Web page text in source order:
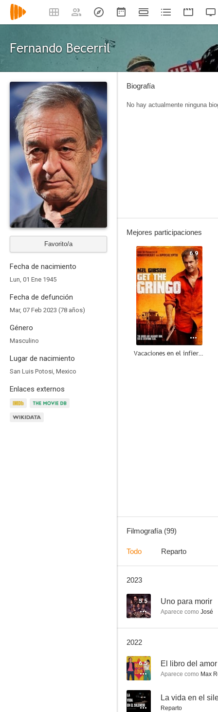
Fernando Becerril
Favorito/a
Fecha de nacimiento
Lun, 01 Ene 1945
Fecha de defunción
Mar, 07 Feb 2023 (78 años)
Género
Masculino
Lugar de nacimiento
San Luis Potosi, Mexico
Enlaces externos
Biografía
No hay actualmente ninguna
Mejores participaciones
6.9
Vacaciones en el infierno
Casi una gran estafa
Filmografía (99)
Todo Reparto
2023
5.5 Uno para morir
Aparece como José
2022
6.5 El libro del amor
Aparece como Max
-- La vida en el
Reparto